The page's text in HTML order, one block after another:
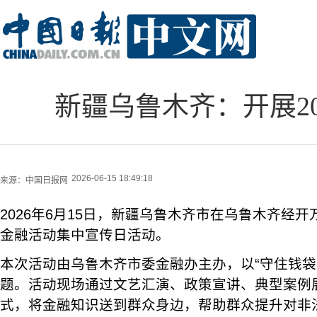
新疆乌鲁木齐：开展
来源： 中国日报网 2026-06-15 18:49:18
2026年6月15日，新疆乌鲁木齐市在乌鲁木齐经开
金融活动集中宣传日活动。
本次活动由乌鲁木齐市委金融办主办，以“守住钱
题。活动现场通过文艺汇演、政策宣讲、典型案
式，将金融知识送到群众身边，帮助群众提升对